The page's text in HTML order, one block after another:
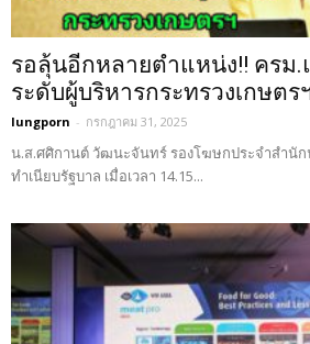
รอลุ้นอีกหลายตำแหน่ง!! ครม.
ระดับผู้บริหารกระทรวงเกษต
lungporn - กรกฎาคม 31, 2025
น.ส.ศศิกานต์ วัฒนะจันทร์ รองโฆษกประจำสำนั
ทำเนียบรัฐบาล เมื่อเวลา 14.15...